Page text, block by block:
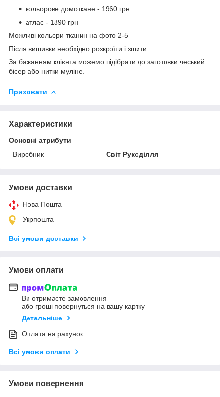
кольорове домоткане - 1960 грн
атлас - 1890 грн
Можливі кольори тканин на фото 2-5
Після вишивки необхідно розкроїти і зшити.
За бажанням клієнта можемо підібрати до заготовки чеський
бісер або нитки муліне.
Приховати
Характеристики
Основні атрибути
Виробник
Світ Рукоділля
Умови доставки
Нова Пошта
Укрпошта
Всі умови доставки
Умови оплати
Ви отримаєте замовлення
або гроші повернуться на вашу картку
Детальніше
Оплата на рахунок
Всі умови оплати
Умови повернення